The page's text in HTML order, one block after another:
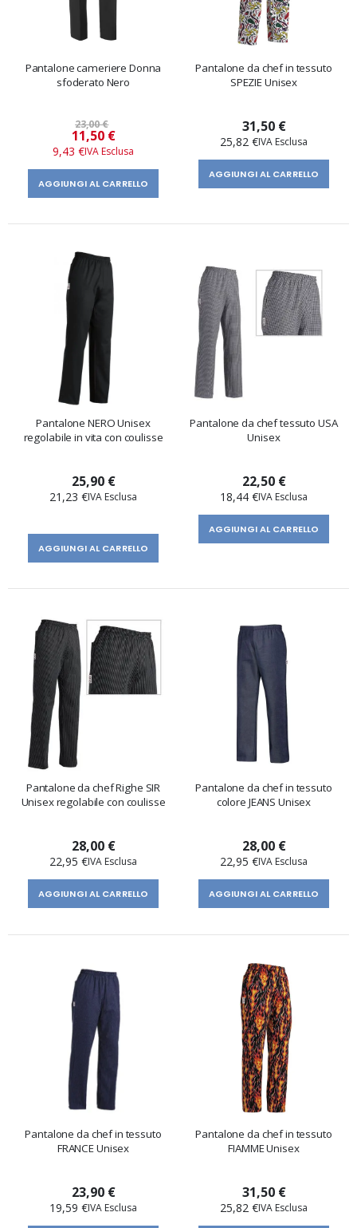
Pantalone cameriere Donna
sfoderato Nero
23,00 €
Prezzo
speciale
11,50 €
9,43 €
AGGIUNGI AL CARRELLO
Pantalone da chef in tessuto
SPEZIE Unisex
31,50 €
25,82 €
AGGIUNGI AL CARRELLO
Pantalone NERO Unisex
regolabile in vita con coulisse
25,90 €
21,23 €
AGGIUNGI AL CARRELLO
Pantalone da chef tessuto USA
Unisex
22,50 €
18,44 €
AGGIUNGI AL CARRELLO
Pantalone da chef Righe SIR
Unisex regolabile con coulisse
28,00 €
22,95 €
AGGIUNGI AL CARRELLO
Pantalone da chef in tessuto
colore JEANS Unisex
28,00 €
22,95 €
AGGIUNGI AL CARRELLO
Pantalone da chef in tessuto
FRANCE Unisex
23,90 €
19,59 €
Pantalone da chef in tessuto
FIAMME Unisex
31,50 €
25,82 €